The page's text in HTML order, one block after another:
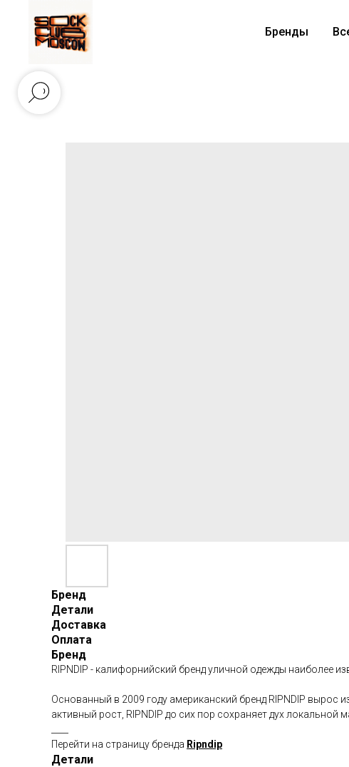
Бренды
Бренд
Детали
Доставка
Оплата
Бренд
RIPNDIP - калифорнийский бренд уличной одежды наиболее
Основанный в 2009 году американский бренд RIPNDIP вырос
активный рост, RIPNDIP до сих пор сохраняет дух локальной
Перейти на страницу бренда Ripndip
Детали